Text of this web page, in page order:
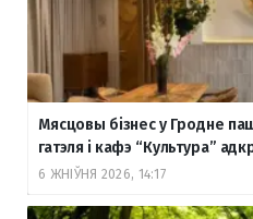
Мясцовы бізнес у Гродне
гатэля і кафэ “Культура”
6 ЖНІЎНЯ 2026, 14:17